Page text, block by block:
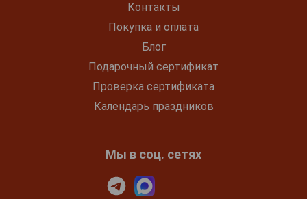
Контакты
Покупка и оплата
Блог
Подарочный сертификат
Проверка сертификата
Календарь праздников
Мы в соц. сетях